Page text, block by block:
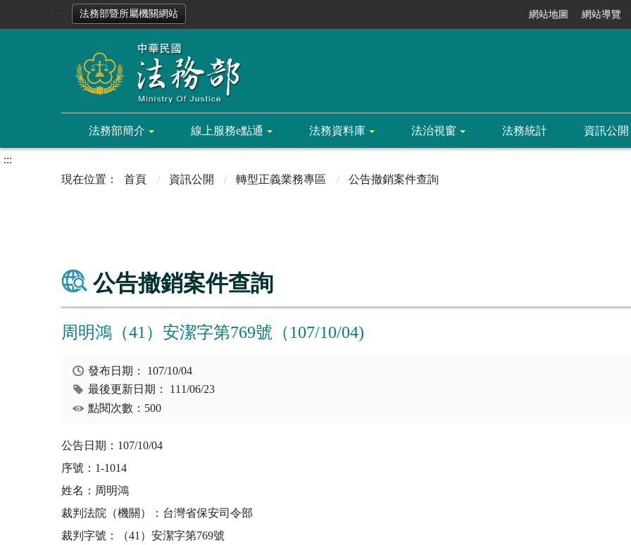
法務部暨所屬機關網站 網站地圖 網站導覽
法務部簡介 線上服務e點通 法務資料庫 法治視窗 法務統計 資訊公開
:::
首頁
資訊公開 轉型正義業務專區 公告撤銷案件查詢
公告撤銷案件查詢
周明鴻（41）安潔字第769號（107/10/04)
發布日期： 107/10/04
最後更新日期： 111/06/23
點閱次數：500
公告日期：107/10/04
序號：1-1014
姓名：周明鴻
裁判法院（機關）：台灣省保安司令部
裁判字號：（41）安潔字第769號